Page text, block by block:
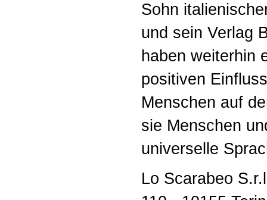
Sohn
und sein Verlag
haben weiterhin
positiven
Menschen auf
sie Menschen
universelle
Lo Scarabeo